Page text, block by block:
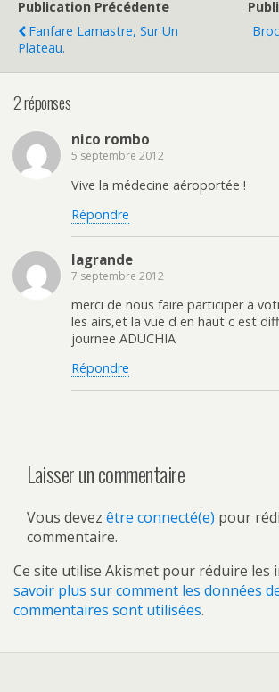
Publication Précédente
Fanfare Lamastre, Sur Un
Plateau.
2 réponses
nico rombo
5 septembre 2012
Vive la médecine aéroportée !
Répondre
lagrande
7 septembre 2012
merci de nous faire participer a
les airs,et la vue d en haut c est
journee ADUCHIA
Répondre
Laisser un commentaire
Vous devez être connecté(e) pour
commentaire.
Ce site utilise Akismet pour réduire les
savoir plus sur comment les données
commentaires sont utilisées.